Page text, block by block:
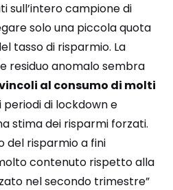
sull’intero campione di
solo una piccola quota
tasso di risparmio. La
residuo anomalo sembra
al consumo di molti
periodi di lockdown e
stima dei risparmi forzati.
del risparmio a fini
contenuto rispetto alla
nel secondo trimestre”